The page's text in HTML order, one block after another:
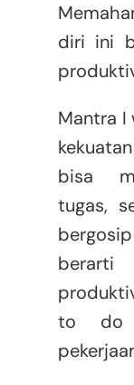
diri ini
Mantra I
bisa
tugas,
to do